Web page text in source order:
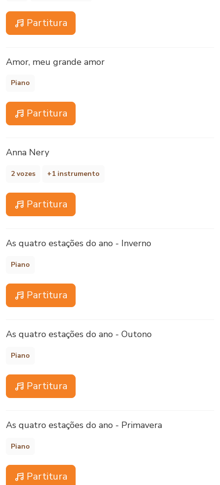
Partitura
Amor, meu grande amor
Piano
Partitura
Anna Nery
2 vozes +1 instrumento
Partitura
As quatro estações do ano - Inverno
Piano
Partitura
As quatro estações do ano - Outono
Piano
Partitura
As quatro estações do ano - Primavera
Piano
Partitura